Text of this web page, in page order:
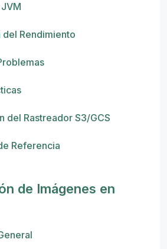
Rendimiento
del Rastreador S3/GCS
Referencia
de Imágenes en